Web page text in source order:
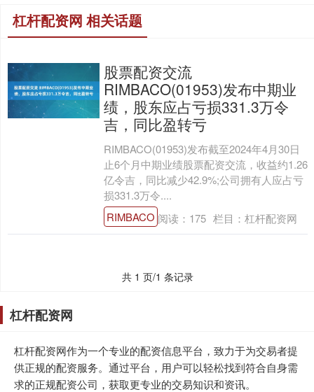
杠杆配资网 相关话题
股票配资交流
RIMBACO(01953)发布中期业
绩，股东应占亏损331.3万令
吉，同比盈转亏
RIMBACO(01953)发布截至2024年4月30日
止6个月中期业绩股票配资交流，收益约1.26
亿令吉，同比减少42.9%;公司拥有人应占亏
损331.3万令....
RIMBACO 阅读： 175 栏目： 杠杆配资网
共 1 页/1 条记录
杠杆配资网
杠杆配资网作为一个专业的配资信息平台，致力于为交易者提
供正规的配资服务。通过平台，用户可以轻松找到符合自身需
求的正规配资公司，获取更专业的交易知识和资讯。